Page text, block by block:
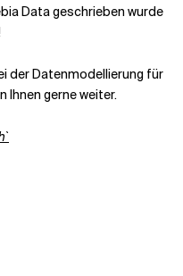
Data geschrieben wurde
der Datenmodellierung für
Ihnen gerne weiter.